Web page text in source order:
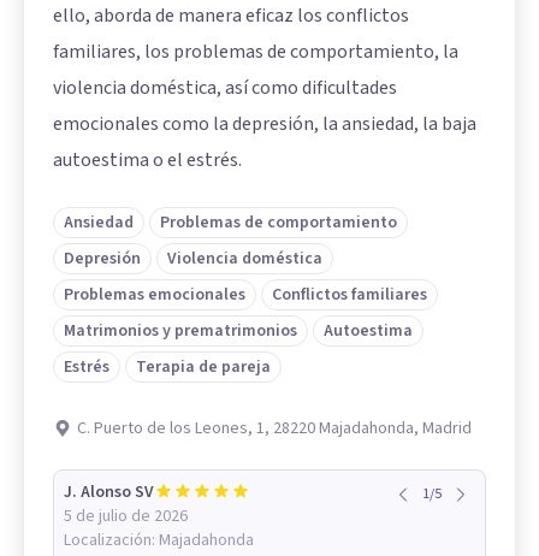
ello, aborda de manera eficaz los conflictos
familiares, los problemas de comportamiento, la
violencia doméstica, así como dificultades
emocionales como la depresión, la ansiedad, la baja
autoestima o el estrés.
Ansiedad
Problemas de comportamiento
Depresión
Violencia doméstica
Problemas emocionales
Conflictos familiares
Matrimonios y prematrimonios
Autoestima
Estrés
Terapia de pareja
C. Puerto de los Leones, 1, 28220 Majadahonda, Madrid
J. Alonso SV
5 de julio de 2026
Localización: Majadahonda
1/5